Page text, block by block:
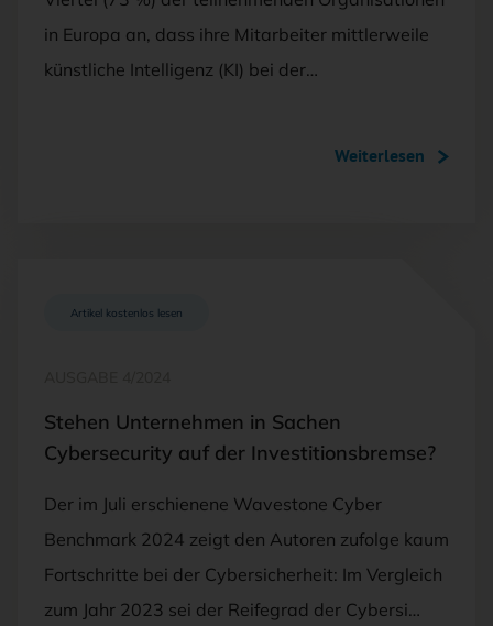
in Europa an, dass ihre Mitarbeiter mittlerweile
künstliche Intelligenz (KI) bei der…
Weiterlesen
Artikel kostenlos lesen
Stehen Unternehmen in Sachen
Cybersecurity auf der Investitionsbremse?
Der im Juli erschienene Wavestone Cyber
Benchmark 2024 zeigt den Autoren zufolge kaum
Fortschritte bei der Cybersicherheit: Im Vergleich
zum Jahr 2023 sei der Reifegrad der Cybersi…